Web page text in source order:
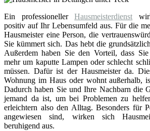
Ein professionellerHausmeisterdienst
positiv auf Ihr Lebensumfeld aus. Für die
Hausmeister eine Person, die
Sie kümmert sich. Das hebt die
Außerdem haben Sie den Vorteil, dass
mehr um kaputte Lampen oder schlecht
müssen. Dafür ist der Hausmeister da.
Wohnung im Haus oder wohnt außerhalb,
Dadurch haben Sie und Ihre Nachbarn die
jemand da ist, um bei Problemen zu
erleichtern also den Alltag. Besonders für
angewiesen sind, wirken sich
beruhigend aus.